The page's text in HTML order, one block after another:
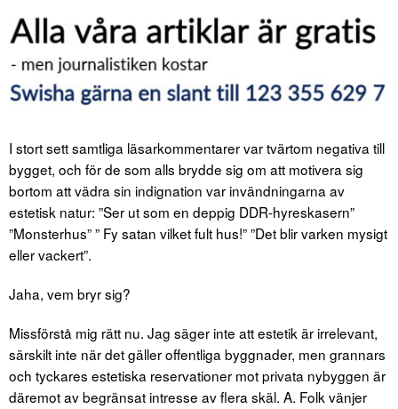
I stort sett samtliga läsarkommentarer var tvärtom negativa till
bygget, och för de som alls brydde sig om att motivera sig
bortom att vädra sin indignation var invändningarna av
estetisk natur: ”Ser ut som en deppig DDR-hyreskasern”
”Monsterhus” ” Fy satan vilket fult hus!” ”Det blir varken mysigt
eller vackert”.
Jaha, vem bryr sig?
Missförstå mig rätt nu. Jag säger inte att estetik är irrelevant,
särskilt inte när det gäller offentliga byggnader, men grannars
och tyckares estetiska reservationer mot privata nybyggen är
däremot av begränsat intresse av flera skäl. A. Folk vänjer